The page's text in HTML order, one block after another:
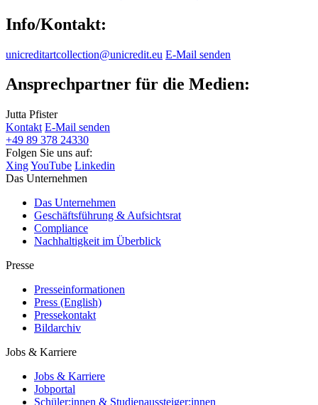
Info/Kontakt:
unicreditartcollection@unicredit.eu E-Mail senden
Ansprechpartner für die Medien:
Jutta Pfister
Kontakt E-Mail senden
+49 89 378 24330
Folgen Sie uns auf:
XingYouTube Linkedin
Das Unternehmen
Das Unternehmen
Geschäftsführung & Aufsichtsrat
Compliance
Nachhaltigkeit im Überblick
Presse
Presseinformationen
Press (English)
Pressekontakt
Bildarchiv
Jobs & Karriere
Jobs & Karriere
Jobportal
Schüler:innen & Studienaussteiger:innen